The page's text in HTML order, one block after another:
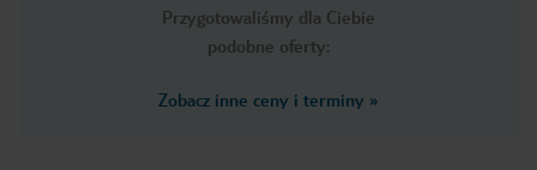
Przygotowaliśmy dla Ciebie
podobne oferty:
Zobacz inne ceny i terminy »